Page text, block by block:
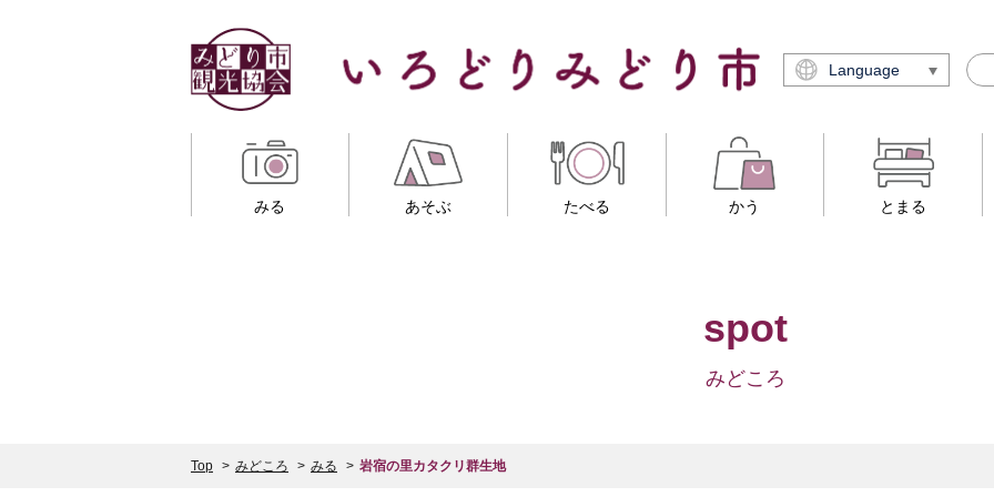
Language
みる あそぶ たべる かう とまる
spot
みどころ
Top みどころ みる 岩宿の里カタクリ群生地